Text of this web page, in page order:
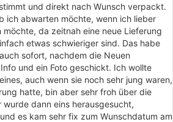
und direkt nach Wunsch verpackt.
ich abwarten möchte, wenn ich lieber
möchte, da zeitnah eine neue Lieferung
etwas schwieriger sind. Das habe
sofort, nachdem die Neuen
und ein Foto geschickt. Ich wollte
auch wenn sie noch sehr jung waren,
hatte, bin aber sehr froh über die
dann eins herausgesucht,
es kam sehr fix zum Wunschdatum am